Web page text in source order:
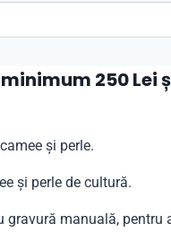
250
și perle.
și perle de cultură.
gravură manuală, pentru